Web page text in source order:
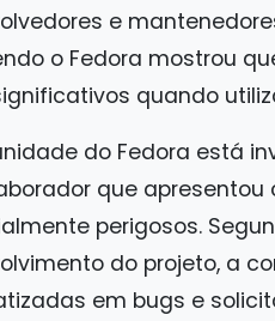
e
o Fedora mostrou
quando
do Fedora está
que
perigosos.
do projeto, a
em bugs e